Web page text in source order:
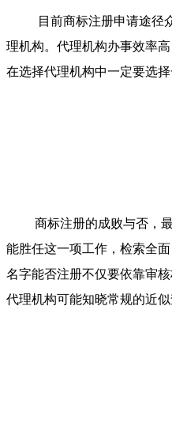
目前商标注册申请途径
理机构。代理机构办事效率
在选择代理机构中一定要选择
商标注册的成败与否，
能胜任这一项工作，检索全
名字能否注册不仅要依靠审
代理机构可能知晓常规的近